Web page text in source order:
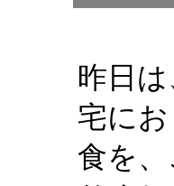
昨日
宅に
食を